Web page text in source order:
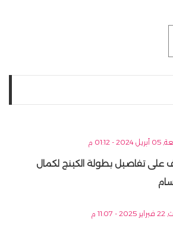
- 01:12 م
على تفاصيل بطولة الكينج لكمال
م